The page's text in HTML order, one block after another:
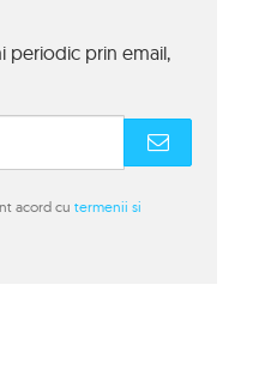
periodic prin email,
acord cu termenii si